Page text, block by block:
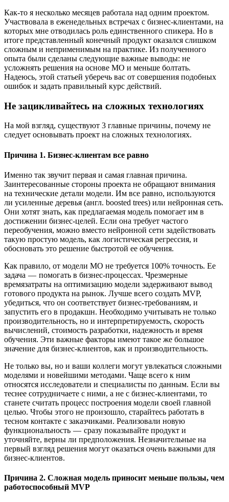
Как-то я несколько месяцев работала над одним проектом.
Участвовала в еженедельных встречах с бизнес-клиентами, на
которых мне отводилась роль единственного спикера. Но в
итоге представленный конечный продукт оказался слишком
сложным и неприменимым на практике. Из полученного
опыта были сделаны следующие важные выводы: не
усложнять решения на основе МО и меньше болтать.
Надеюсь, этой статьей уберечь вас от совершения подобных
ошибок и задать правильный курс действий.
Не зацикливайтесь на сложных технологиях
На мой взгляд, существуют 3 главные причины, почему не
следует основывать проект на сложных технологиях.
Причина 1. Бизнес-клиентам все равно
Именно так звучит первая и самая главная причина.
Заинтересованные стороны проекта не обращают внимания
на технические детали модели. Им все равно, используются
ли усиленные деревья (англ. boosted trees) или нейронная сеть.
Они хотят знать, как предлагаемая модель помогает им в
достижении бизнес-целей. Если она требует частого
переобучения, можно вместо нейронной сети задействовать
такую простую модель, как логистическая регрессия, и
обосновать это решение быстротой ее обучения.
Как правило, от модели МО не требуется 100% точность. Ее
задача — помогать в бизнес-процессах. Чрезмерные
времязатраты на оптимизацию модели задерживают вывод
готового продукта на рынок. Лучше всего создать MVP,
убедиться, что он соответствует бизнес-требованиям, и
запустить его в продакшн. Необходимо учитывать не только
производительность, но и интерпретируемость, скорость
вычислений, стоимость разработки, надежность и время
обучения. Эти важные факторы имеют такое же большое
значение для бизнес-клиентов, как и производительность.
Не только вы, но и ваши коллеги могут увлекаться сложными
моделями и новейшими методами. Чаще всего к ним
относятся исследователи и специалисты по данным. Если вы
теснее сотрудничаете с ними, а не с бизнес-клиентами, то
станете считать процесс построения модели своей главной
целью. Чтобы этого не произошло, старайтесь работать в
тесном контакте с заказчиками. Реализовали новую
функциональность — сразу показывайте продукт и
уточняйте, верны ли предположения. Незначительные на
первый взгляд решения могут оказаться очень важными для
бизнес-клиентов.
Причина 2. Сложная модель приносит меньше пользы, чем
работоспособный MVP